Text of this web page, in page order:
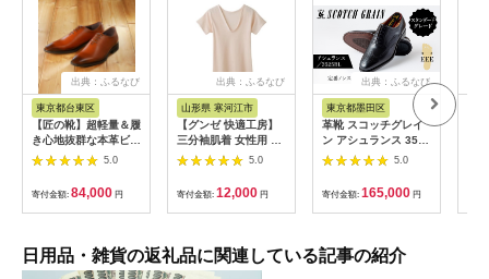
出典：ふるなび
東京都台東区
【匠の靴】超軽量＆履
き心地抜群な本革ビジ
ネスシューズAF-
24.5cm、カラー：ブ
ラウン)_0019-002-
T03-2-1
5.0
寄付金額: 84,000 円
出典：ふるなび
山形県 寒河江市
【グンゼ 快適工房】
三分袖肌着 女性用 V
首 カームベージュ L
サイズ（3枚セッ
ト） 012-H-
GZ002V-BL
5.0
寄付金額: 12,000 円
出典：ふるなび
東京都墨田区
革靴 スコッチグレイ
ン アシュランス 3525
革靴 25.5cm
5.0
寄付金額: 165,000 円
日用品・雑貨の返礼品に関連している記事の紹介